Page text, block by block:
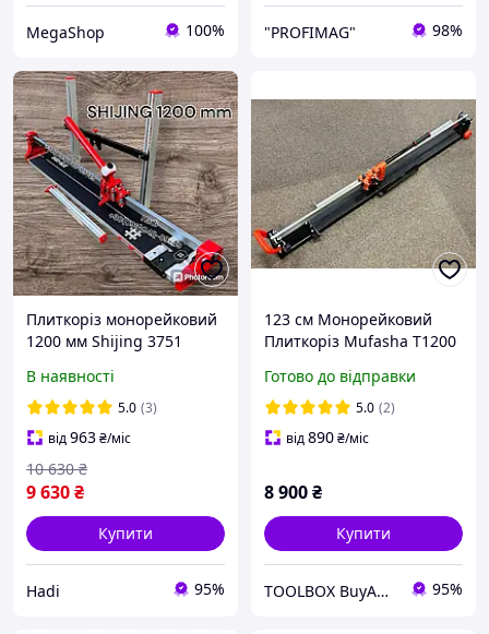
MegaShop 100% "PROFIMAG" 98%
Плиткоріз монорейковий
1200 мм Shijing 3751
професійний на
підшипниках
В наявності
5.0 (3)
від963₴/міс
9 630₴
10 630 ₴
Купити
Hadi 95%
123 см Монорейковий
Плиткоріз Mufasha T1200
хід, Бічні упори + Лазер (з
Фіксацією каретки)
Готово до відправки
5.0 (2)
від890₴/міс
8 900₴
Купити
TOOLBOX BuyAndWork 95%